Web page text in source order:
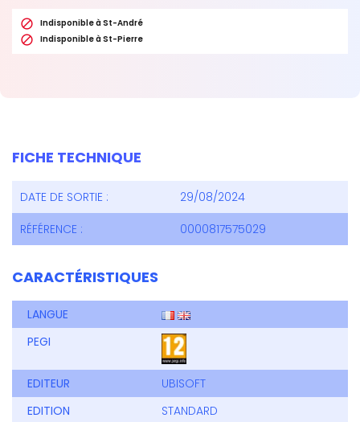
 Indisponible à St-André
 Indisponible à St-Pierre
FICHE TECHNIQUE
DATE DE SORTIE :
29/08/2024
RÉFÉRENCE :
0000817575029
CARACTÉRISTIQUES
LANGUE
PEGI
EDITEUR
UBISOFT
EDITION
STANDARD